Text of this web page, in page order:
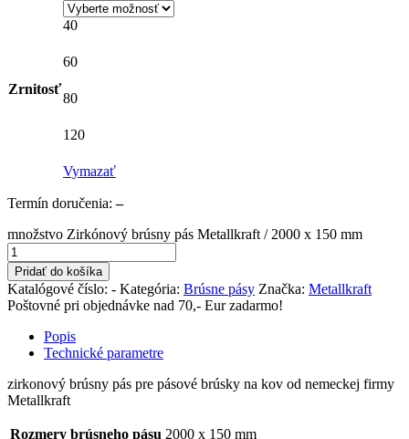
Zrnitosť
40
60
80
120
Vymazať
Termín doručenia:–
množstvo Zirkónový brúsny pás Metallkraft / 2000 x 150 mm
Pridať do košíka
Katalógové číslo: - Kategória: Brúsne pásy Značka: Metallkraft
Poštovné pri objednávke nad 70,- Eur zadarmo!
Popis
Technické parametre
zirkonový brúsny pás pre pásové brúsky na kov od nemeckej firmy
Metallkraft
Rozmery brúsneho pásu 2000 x 150 mm